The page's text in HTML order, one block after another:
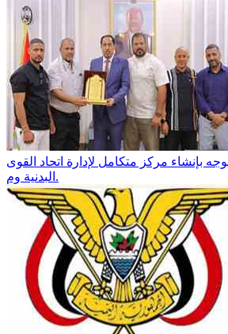
بإنشاء مركز متكامل لإدارة اتحاد القوى
البدنية وم.